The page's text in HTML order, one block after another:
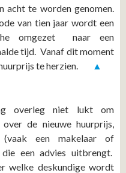
acht te worden genomen.
van tien jaar wordt een
omgezet naar een
tijd. Vanaf dit moment
te herzien.
▲
overleg niet lukt om
de nieuwe huurprijs,
(vaak een makelaar of
die een advies uitbrengt.
welke deskundige wordt